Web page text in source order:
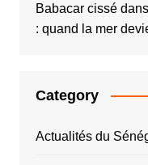
Babacar cissédans
: quand la mer
Category
Actualités du